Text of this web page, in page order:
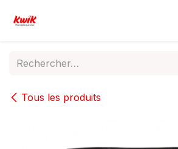
Tous les produits